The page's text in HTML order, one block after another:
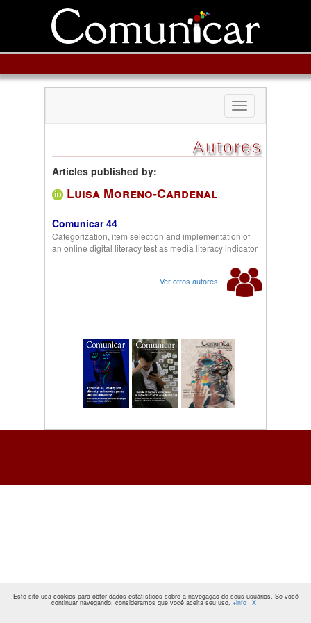
Toggle
navigation
Autores
Articles published by:
Luisa Moreno-Cardenal
Comunicar 44
Categorization, item selection and implementation of
an online digital literacy test as media literacy indicator
Ver otros autores
Este site usa cookies para obter dados estatísticos sobre a navegação de seus usuários. Se você
continuar navegando, consideramos que você aceita seu uso. +info X